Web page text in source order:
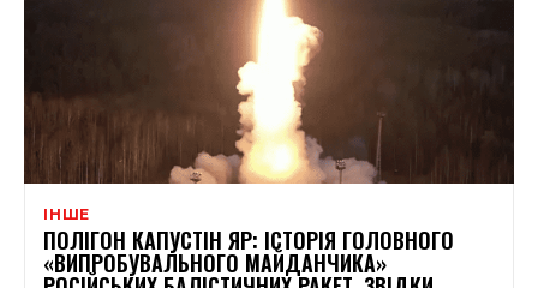
ІНШЕ
ПОЛІГОН КАПУСТІН ЯР: ІСТОРІЯ ГОЛОВНОГО
«ВИПРОБУВАЛЬНОГО МАЙДАНЧИКА»